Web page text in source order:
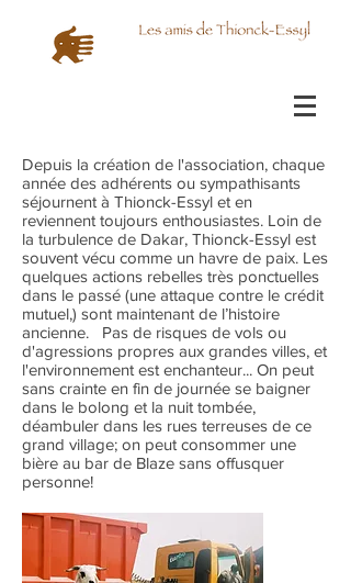
Depuis la création de l'association, chaque
année des adhérents ou sympathisants
séjournent à Thionck-Essyl et en
reviennent toujours enthousiastes. Loin de
la turbulence de Dakar, Thionck-Essyl est
souvent vécu comme un havre de paix. Les
quelques actions rebelles très ponctuelles
dans le passé (une attaque contre le crédit
mutuel,) sont maintenant de l’histoire
ancienne. Pas de risques de vols ou
d'agressions propres aux grandes villes, et
l'environnement est enchanteur... On peut
sans crainte en fin de journée se baigner
dans le bolong et la nuit tombée,
déambuler dans les rues terreuses de ce
grand village; on peut consommer une
bière au bar de Blaze sans offusquer
personne!